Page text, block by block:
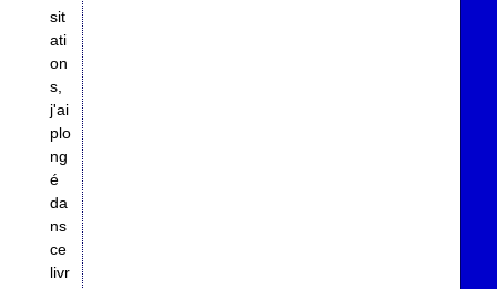
sit
ati
on
s,
j'ai
plo
ng
é
da
ns
ce
livr